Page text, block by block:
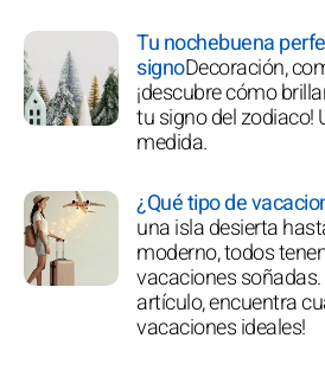
Tu nochebuena
signoDecoración,
¡descubre cómo
tu signo del zodiaco!
medida.
¿Qué tipo de
una isla desierta
moderno, todos
vacaciones soñadas.
artículo, encuentra
vacaciones ideales!